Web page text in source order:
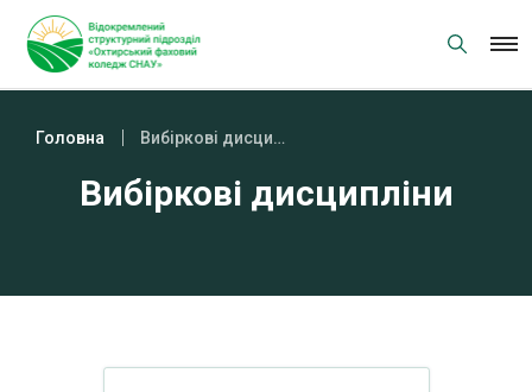
content
Головна Вибіркові дисципліни
Вибіркові дисципліни